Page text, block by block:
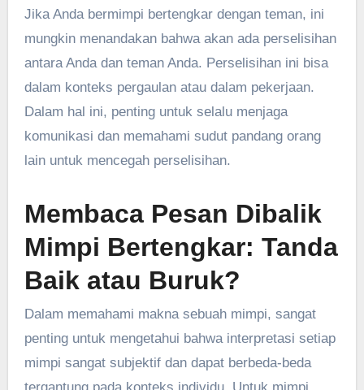
Jika Anda bermimpi bertengkar dengan teman, ini
mungkin menandakan bahwa akan ada perselisihan
antara Anda dan teman Anda. Perselisihan ini bisa
dalam konteks pergaulan atau dalam pekerjaan.
Dalam hal ini, penting untuk selalu menjaga
komunikasi dan memahami sudut pandang orang
lain untuk mencegah perselisihan.
Membaca Pesan Dibalik
Mimpi Bertengkar: Tanda
Baik atau Buruk?
Dalam memahami makna sebuah mimpi, sangat
penting untuk mengetahui bahwa interpretasi setiap
mimpi sangat subjektif dan dapat berbeda-beda